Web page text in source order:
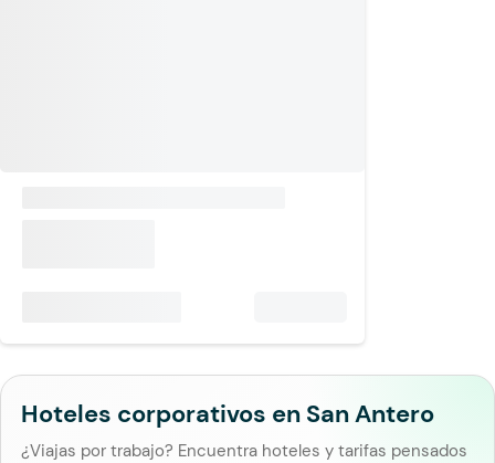
Hoteles corporativos en San Antero
¿Viajas por trabajo? Encuentra hoteles y tarifas pensados